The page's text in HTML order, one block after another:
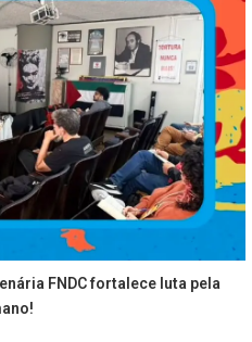
FNDC fortalece luta pela